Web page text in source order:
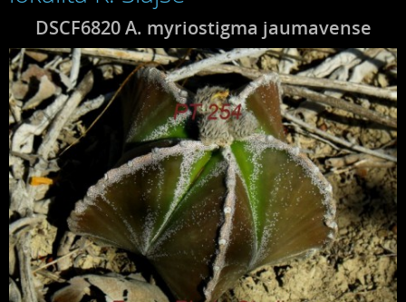
DSCF6820 A. myriostigma jaumavense